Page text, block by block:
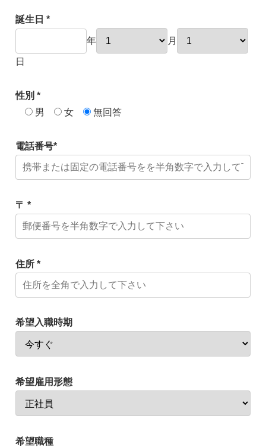
誕生日 *
年 月
日
性別 *
男
女 無回答
電話番号*
〒 *
住所 *
希望入職時期
希望雇用形態
希望職種